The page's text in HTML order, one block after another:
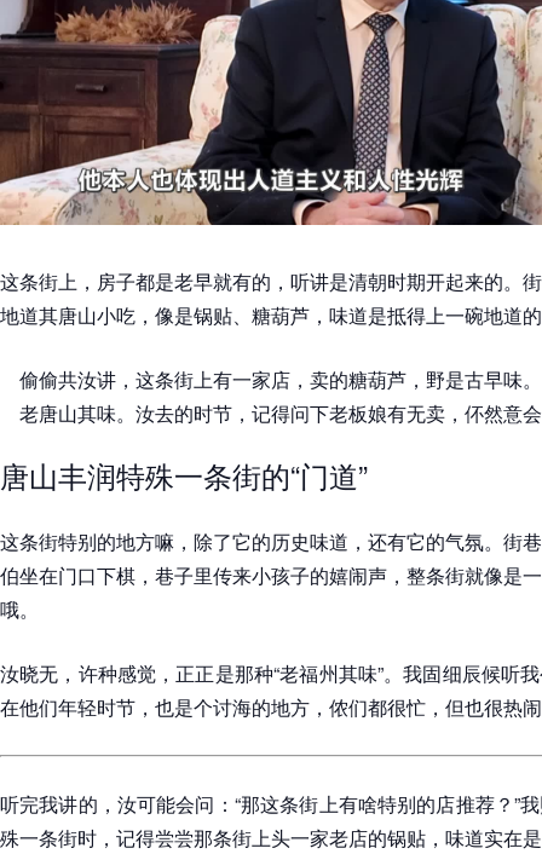
这条街上，房子都是老早就有的，听讲是清朝时期开起来的。
地道其唐山小吃，像是锅贴、糖葫芦，味道是抵得上一碗地道
偷偷共汝讲，这条街上有一家店，卖的糖葫芦，野是古早味
老唐山其味。汝去的时节，记得问下老板娘有无卖，伓然意
唐山丰润特殊一条街的“门道”
这条街特别的地方嘛，除了它的历史味道，还有它的气氛。街
伯坐在门口下棋，巷子里传来小孩子的嬉闹声，整条街就像是
哦。
汝晓无，许种感觉，正正是那种“老福州其味”。我固细辰候听
在他们年轻时节，也是个讨海的地方，侬们都很忙，但也很热
听完我讲的，汝可能会问：“那这条街上有啥特别的店推荐？”
殊一条街时，记得尝尝那条街上头一家老店的锅贴，味道实在